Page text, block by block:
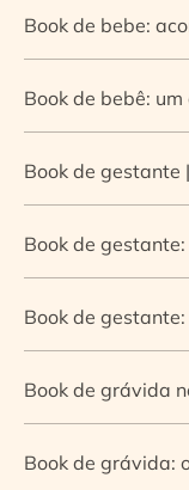
Book de bebe:
Book de bebê:
Book de gestante
Book de
Book de
Book de grávida
Book de grávida: